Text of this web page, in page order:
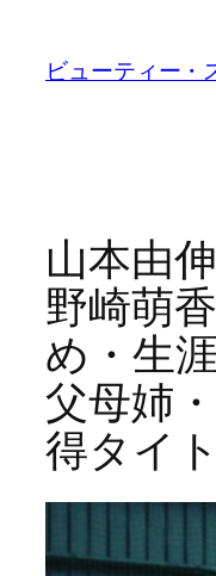
ビューティー・
山本由
野崎萌
め・生
父母姉
得タイ